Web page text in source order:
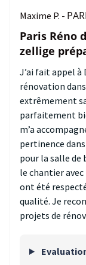
Maxime P. -
Paris Réno
zellige
J’ai fait appel à
rénovation
extrêmement
parfaitement
m’a
pertinence
pour la salle de
le chantier
ont été
qualité. Je
projets de